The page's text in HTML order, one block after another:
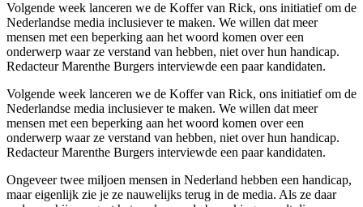
Volgende week lanceren we de Koffer van Rick, ons initiatief om de
Nederlandse media inclusiever te maken. We willen dat meer
mensen met een beperking aan het woord komen over een
onderwerp waar ze verstand van hebben, niet over hun handicap.
Redacteur Marenthe Burgers interviewde een paar kandidaten.
Volgende week lanceren we de Koffer van Rick, ons initiatief om de
Nederlandse media inclusiever te maken. We willen dat meer
mensen met een beperking aan het woord komen over een
onderwerp waar ze verstand van hebben, niet over hun handicap.
Redacteur Marenthe Burgers interviewde een paar kandidaten.
Ongeveer twee miljoen mensen in Nederland hebben een handicap,
maar eigenlijk zie je ze nauwelijks terug in de media. Als ze daar